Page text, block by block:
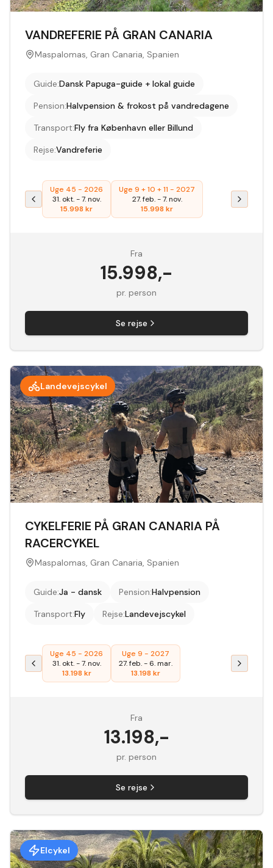
VANDREFERIE PÅ GRAN CANARIA
Maspalomas, Gran Canaria, Spanien
Guide:Dansk Papuga-guide + lokal guide
Pension:Halvpension & frokost på vandredagene
Transport:Fly fra København eller Billund
Rejse:Vandreferie
Uge 45 - 2026
31. okt.-7. nov.
15.998 kr
Uge 9 + 10 + 11 - 2027
27. feb.-7. nov.
15.998 kr
Fra
15.998,-
pr. person
Se rejse
Landevejscykel
CYKELFERIE PÅ GRAN CANARIA PÅ
RACERCYKEL
Maspalomas, Gran Canaria, Spanien
Guide:Ja - dansk Pension:Halvpension
Transport:Fly Rejse:Landevejscykel
Uge 45 - 2026
31. okt.-7. nov.
13.198 kr
Uge 9 - 2027
27. feb.- 6. mar.
13.198 kr
Fra
13.198,-
pr. person
Se rejse
Elcykel